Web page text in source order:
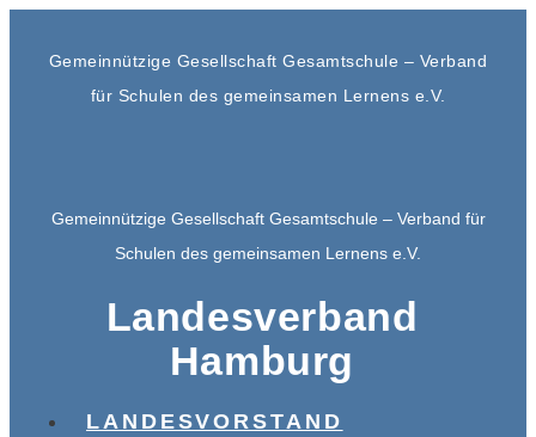
Gemeinnützige Gesellschaft Gesamtschule – Verband
für Schulen des gemeinsamen Lernens e.V.
Gemeinnützige Gesellschaft Gesamtschule – Verband für
Schulen des gemeinsamen Lernens e.V.
Landesverband
Hamburg
LANDESVORSTAND